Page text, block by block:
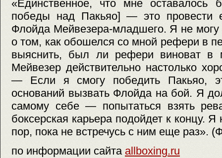
«Единственное, что мне оставалось
победы над Пакьяо] — это провести
Флойда Мейвезера-младшего. Я не могу
о том, как обошелся со мной рефери в
выяснить, был ли рефери виноват в
Мейвезер действительно настолько
— Если я смогу победить Пакьяо,
оснований вызвать Флойда на бой. Я
самому себе — попытаться взять
боксерская карьера подойдет к концу. Я
пор, пока не встречусь с ним еще раз».
по информации сайта allboxing.ru